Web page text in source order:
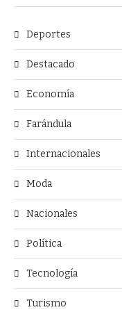
Deportes
Destacado
Economía
Farándula
Internacionales
Moda
Nacionales
Política
Tecnología
Turismo